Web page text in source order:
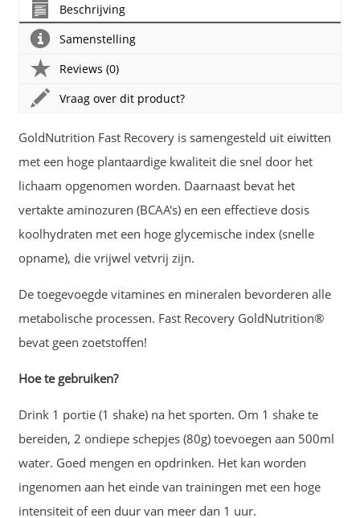
Beschrijving
Samenstelling
Reviews (0)
Vraag over dit product?
GoldNutrition Fast Recovery is samengesteld uit eiwitten
met een hoge plantaardige kwaliteit die snel door het
lichaam opgenomen worden. Daarnaast bevat het
vertakte aminozuren (BCAA's) en een effectieve dosis
koolhydraten met een hoge glycemische index (snelle
opname), die vrijwel vetvrij zijn.
De toegevoegde vitamines en mineralen bevorderen alle
metabolische processen. Fast Recovery GoldNutrition®
bevat geen zoetstoffen!
Hoe te gebruiken?
Drink 1 portie (1 shake) na het sporten. Om 1 shake te
bereiden, 2 ondiepe schepjes (80g) toevoegen aan 500ml
water. Goed mengen en opdrinken. Het kan worden
ingenomen aan het einde van trainingen met een hoge
intensiteit of een duur van meer dan 1 uur.